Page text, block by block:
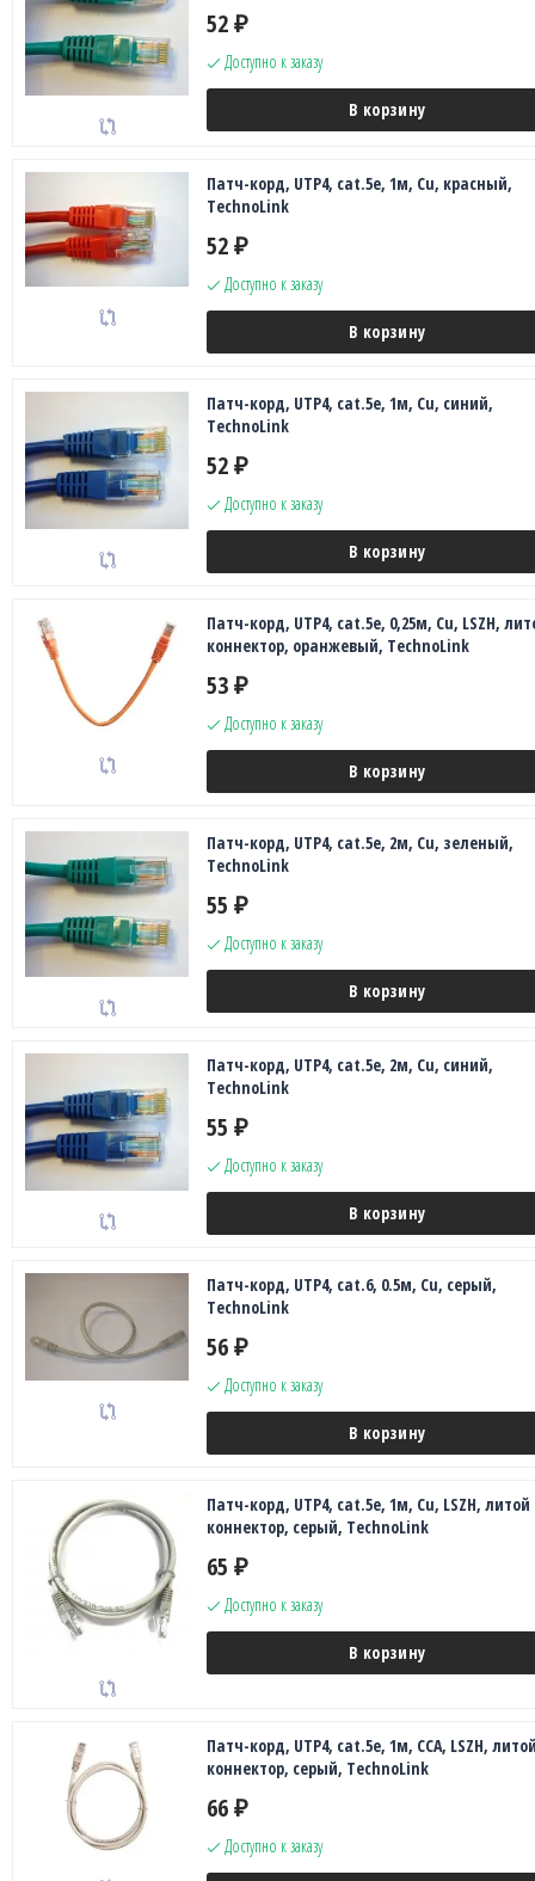
52 ₽
Доступно к заказу
В корзину
Патч-корд, UTP4, cat.5e, 1м, Сu, красный,
TechnoLink
52 ₽
Доступно к заказу
В корзину
Патч-корд, UTP4, cat.5e, 1м, Сu, синий,
TechnoLink
52 ₽
Доступно к заказу
В корзину
Патч-корд, UTP4, cat.5e, 0,25м, Сu, LSZH,
коннектор, оранжевый, TechnoLink
53 ₽
Доступно к заказу
В корзину
Патч-корд, UTP4, cat.5e, 2м, Сu, зеленый,
TechnoLink
55 ₽
Доступно к заказу
В корзину
Патч-корд, UTP4, cat.5e, 2м, Сu, синий,
TechnoLink
55 ₽
Доступно к заказу
В корзину
Патч-корд, UTP4, cat.6, 0.5м, Сu, серый,
TechnoLink
56 ₽
Доступно к заказу
В корзину
Патч-корд, UTP4, cat.5e, 1м, Сu, LSZH, литой
коннектор, серый, TechnoLink
65 ₽
Доступно к заказу
В корзину
Патч-корд, UTP4, cat.5е, 1м, CCA, LSZH,
коннектор, серый, TechnoLink
66 ₽
Доступно к заказу